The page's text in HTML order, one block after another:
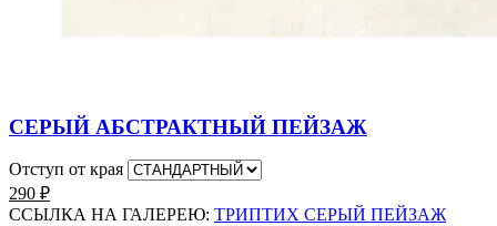
СЕРЫЙ АБСТРАКТНЫЙ ПЕЙЗАЖ
Отступ от края
290 ₽
ССЫЛКА НА ГАЛЕРЕЮ: ТРИПТИХ СЕРЫЙ ПЕЙЗАЖ